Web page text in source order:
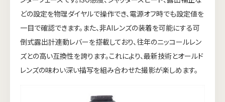
どの設定を物理ダイヤルで操作でき、電源オフ時でも設定値を
一目で確認できます。また、非AIレンズの装着を可能にする可
倒式露出計連動レバーを搭載しており、往年のニッコールレン
ズとの高い互換性を誇ります。これにより、最新技術とオールド
レンズの味わい深い描写を組み合わせた撮影が楽しめます。